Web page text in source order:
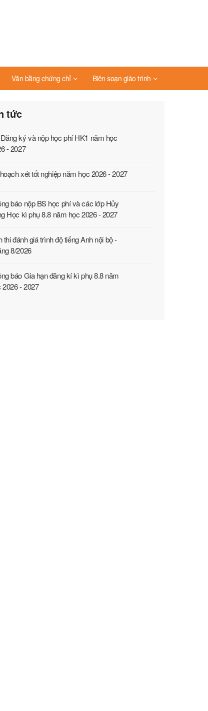
Văn bằng chứng chỉ Biên soạn giáo trình
tức
ký và nộp học phí HK1 năm học
- 2027
xét tốt nghiệp năm học 2026 - 2027
báo nộp BS học phí và các lớp Hủy
Học kì phụ 8.8 năm học 2026 - 2027
thi đánh giá trình độ tiếng Anh nội bộ -
8/2026
báo Gia hạn đăng kí kì phụ 8.8 năm
2026 - 2027